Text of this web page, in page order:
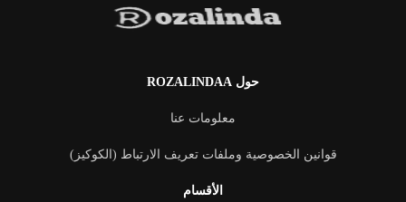
حول ROZALINDAA
معلومات عنا
قوانين الخصوصية وملفات تعريف الارتباط (الكوكيز)
الأقسام